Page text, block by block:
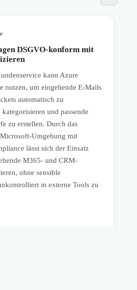
DSGVO-konform mit
kann Azure
nutzen, um eingehende E-Mails
automatisch zu
und passende
zu erstellen. Durch das
Umgebung mit
lässt sich der Einsatz
M365- und CRM-
ohne sensible
in externe Tools zu